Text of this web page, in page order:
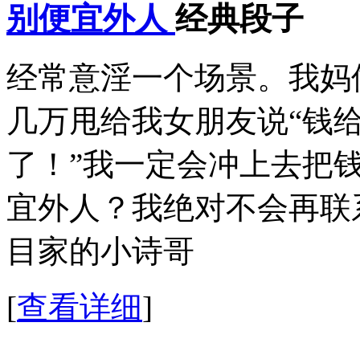
别便宜外人 经典段子
经常意淫一个场景。我
几万甩给我女朋友说“钱
了！”我一定会冲上去把
宜外人？我绝对不会再
目家的小诗哥
[查看详细]